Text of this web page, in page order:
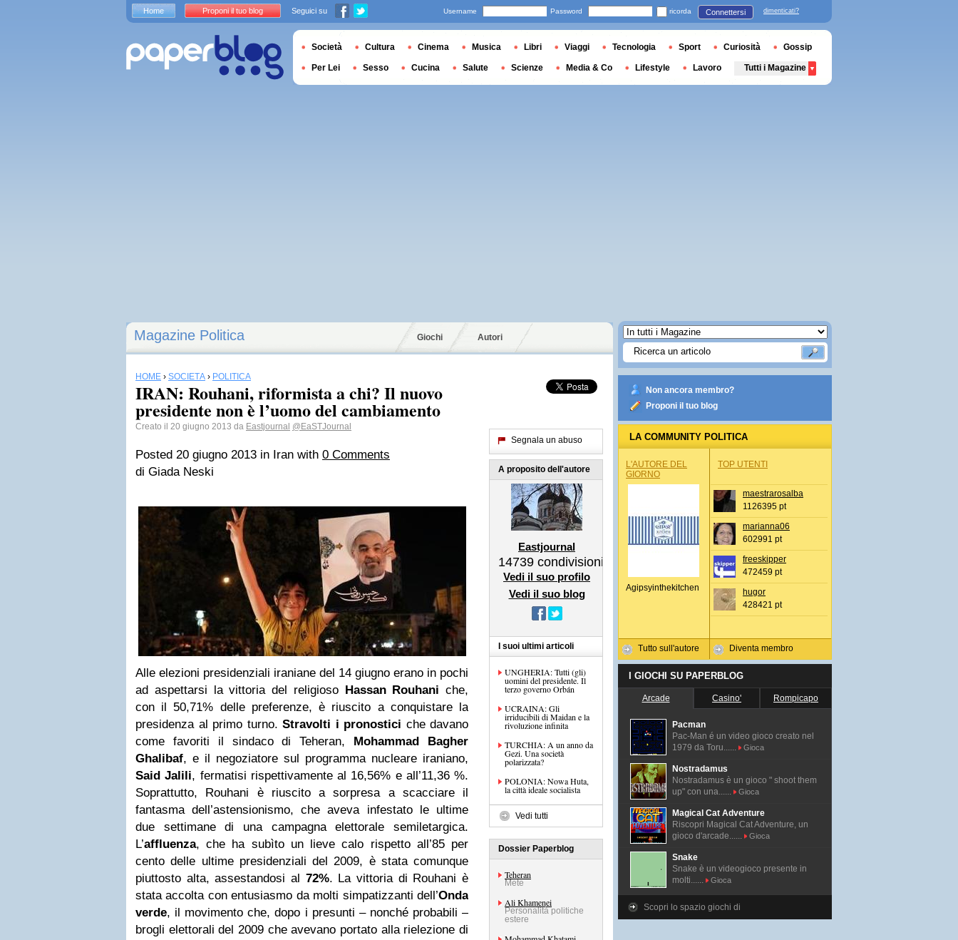
Magazine Politica Giochi Autori
HOME › SOCIETÀ › POLITICA
IRAN: Rouhani, riformista a chi? Il nuovo
presidente non è l’uomo del cambiamento
Creato il 20 giugno 2013 da Eastjournal @EaSTJournal
Posted 20 giugno 2013 in Iran with 0 Comments
di Giada Neski
Alle elezioni presidenziali iraniane del 14 giugno erano in pochi
ad aspettarsi la vittoria del religioso Hassan Rouhani che,
con il 50,71% delle preferenze, è riuscito a conquistare la
presidenza al primo turno. Stravolti i pronostici che davano
come favoriti il sindaco di Teheran, Mohammad Bagher
Ghalibaf, e il negoziatore sul programma nucleare iraniano,
Said Jalili, fermatisi rispettivamente al 16,56% e all’11,36 %.
Soprattutto, Rouhani è riuscito a sorpresa a scacciare il
fantasma dell’astensionismo, che aveva infestato le ultime
due settimane di una campagna elettorale semiletargica.
L’affluenza, che ha subìto un lieve calo rispetto all’85 per
cento delle ultime presidenziali del 2009, è stata comunque
piuttosto alta, assestandosi al 72%. La vittoria di Rouhani è
stata accolta con entusiasmo da molti simpatizzanti dell’Onda
verde, il movimento che, dopo i presunti – nonché probabili –
brogli elettorali del 2009 che avevano portato alla rielezione di
Segnala un abuso
A proposito dell'autore
Eastjournal
14739 condivisioni
Vedi il suo profilo
Vedi il suo blog
I suoi ultimi articoli
UNGHERIA: Tutti (gli)
uomini del presidente. Il
terzo governo Orbán
UCRAINA: Gli
irriducibili di Maidan e la
rivoluzione infinita
TURCHIA: A un anno da
Gezi. Una società
polarizzata?
POLONIA: Nowa Huta,
la città ideale socialista
Vedi tutti
Dossier Paperblog
Teheran
Mete
Ali Khamenei
Personalità politiche
estere
Non ancora membro?
Proponi il tuo blog
LA COMMUNITY POLITICA
L'AUTORE DEL
GIORNO
Agipsyinthekitchen
Tutto sull'autore
TOP UTENTI
maestrarosalba
1126395 pt
marianna06
602991 pt
freeskipper
472459 pt
hugor
428421 pt
Diventa membro
I GIOCHI SU PAPERBLOG
Arcade Casino' Rompicapo
Pacman
Pac-Man é un video gioco creato nel
1979 da Toru......
Gioca
Nostradamus
Nostradamus è un gioco " shoot them
up" con una......
Gioca
Magical Cat Adventure
Riscopri Magical Cat Adventure, un
gioco d'arcade......
Gioca
Snake
Snake è un videogioco presente in
molti......
Gioca
Scopri lo spazio giochi di
Home Proponi il tuo blog Seguici su Username Password ricorda Connettersi dimenticati?
Società Cultura Cinema Musica Libri Viaggi Tecnologia Sport Curiosità Gossip
Per Lei Sesso Cucina Salute Scienze Media & Co Lifestyle Lavoro Tutti i Magazine